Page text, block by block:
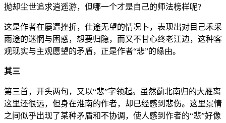
抛却尘世追求逍遥游，但哪一个才是自己的师法榜样呢?
这是作者在屡遭挫折，仕途无望的情况卜，表现出对目己禾采
雨途的迷惘与困惑，想要归隐，而又不甘心终老江边，这种客
观现实与主观愿望的矛盾，正是作者“悲”的缘由。
其三
第三首，开头两句，又以“悲”字领起。虽然蓟北南归的大雁离
这里还很远，但身在淮南的作者，却已经感到悲伤。这里景情
之间似乎出现了某种矛盾和不协调，使人感到作者的“悲”好像